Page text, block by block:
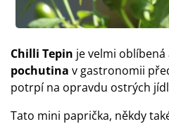
Chilli Tepin je velmi oblíbená
pochutina v gastronomii
potrpí na opravdu ostrých
Tato mini paprička, někdy